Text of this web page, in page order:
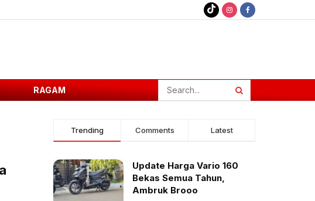
RAGAM
Trending Comments Latest
Update Harga Vario 160
Bekas Semua Tahun,
Ambruk Brooo